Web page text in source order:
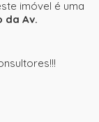
imóvel é uma
da Av.